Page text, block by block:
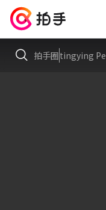
拍手圈tingying